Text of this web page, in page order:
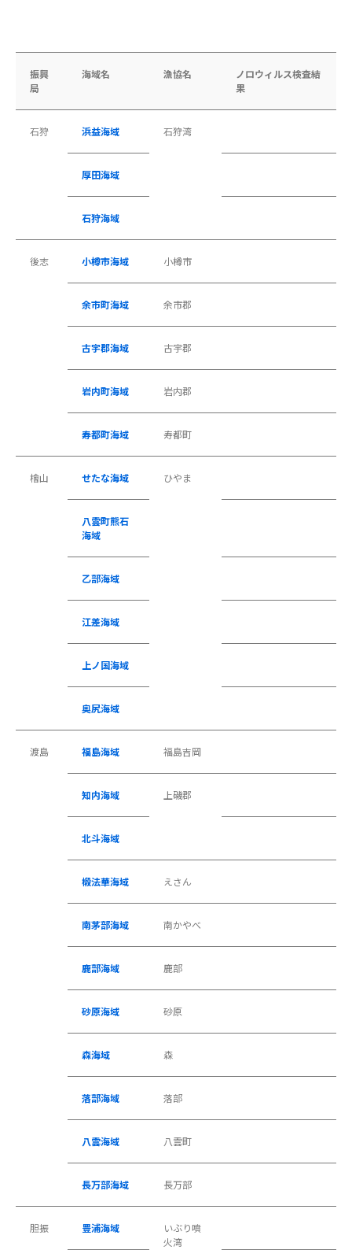
振興
局
海域名 漁協名
ノロウィルス検査結
果
石狩 浜益海域 石狩湾
厚田海域
石狩海域
後志 小樽市海域 小樽市
余市町海域 余市郡
古宇郡海域 古宇郡
岩内町海域 岩内郡
寿都町海域 寿都町
檜山 せたな海域 ひやま
八雲町熊石
海域
乙部海域
江差海域
上ノ国海域
奥尻海域
渡島 福島海域 福島吉岡
知内海域 上磯郡
北斗海域
椴法華海域 えさん
南茅部海域 南かやべ
鹿部海域 鹿部
砂原海域 砂原
森海域 森
落部海域 落部
八雲海域 八雲町
長万部海域 長万部
胆振 豊浦海域
いぶり噴
火湾